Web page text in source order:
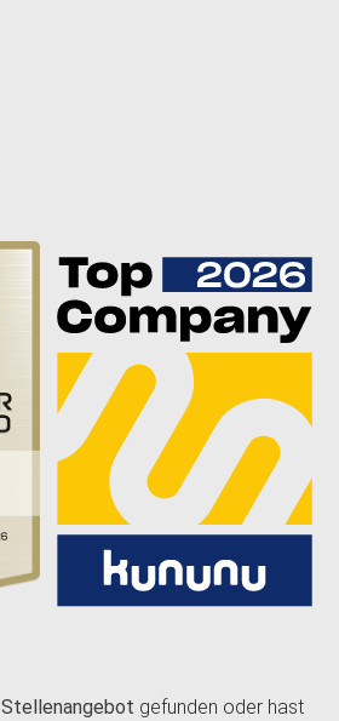
Stellenangebot gefunden oder hast